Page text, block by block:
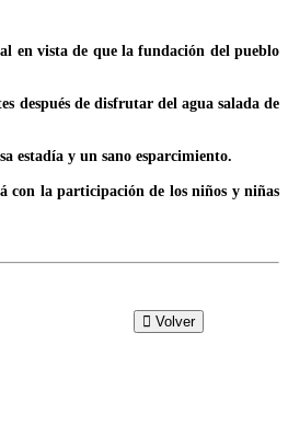
en vista de que la fundación del pueblo
después de disfrutar del agua salada de
estadía y un sano esparcimiento.
con la participación de los niños y niñas
Volver